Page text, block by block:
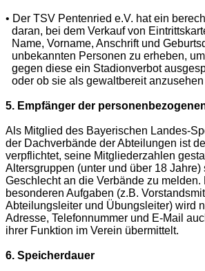
• Der TSV Pentenried e.V. hat ein
daran, bei dem Verkauf von
Name, Vorname, Anschrift und
unbekannten Personen zu erheben,
gegen diese ein Stadionverbot
oder ob sie als gewaltbereit
5. Empfänger der
Als Mitglied des Bayerischen Landes-
der Dachverbände der Abteilungen ist
verpflichtet, seine Mitgliederzahlen
Altersgruppen (unter und über 18 Jahre)
Geschlecht an die Verbände zu
besonderen Aufgaben (z.B.
Abteilungsleiter und Übungsleiter) wird
Adresse, Telefonnummer und E-Mail
ihrer Funktion im Verein übermittelt.
6. Speicherdauer